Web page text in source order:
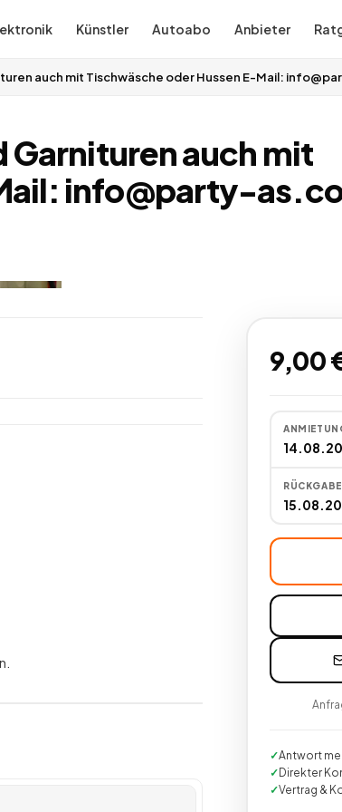
Künstler Autoabo Anbieter
auch mit Tischwäsche oder Hussen E-Mail:
auch mit
info@party-
9,00
RÜCKGABE
Antwort
Direkter
Vertrag &